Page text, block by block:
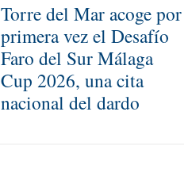
Torre del Mar acoge por
primera vez el Desafío
Faro del Sur Málaga
Cup 2026, una cita
nacional del dardo